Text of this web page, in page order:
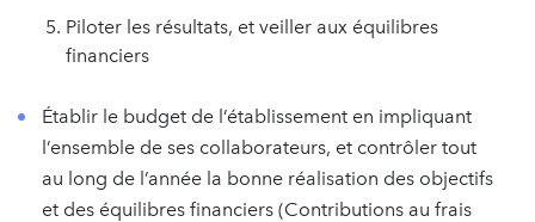
Piloter les résultats, et veiller aux équilibres
financiers
Établir le budget de l’établissement en impliquant
l’ensemble de ses collaborateurs, et contrôler tout
au long de l’année la bonne réalisation des objectifs
et des équilibres financiers (Contributions au frais